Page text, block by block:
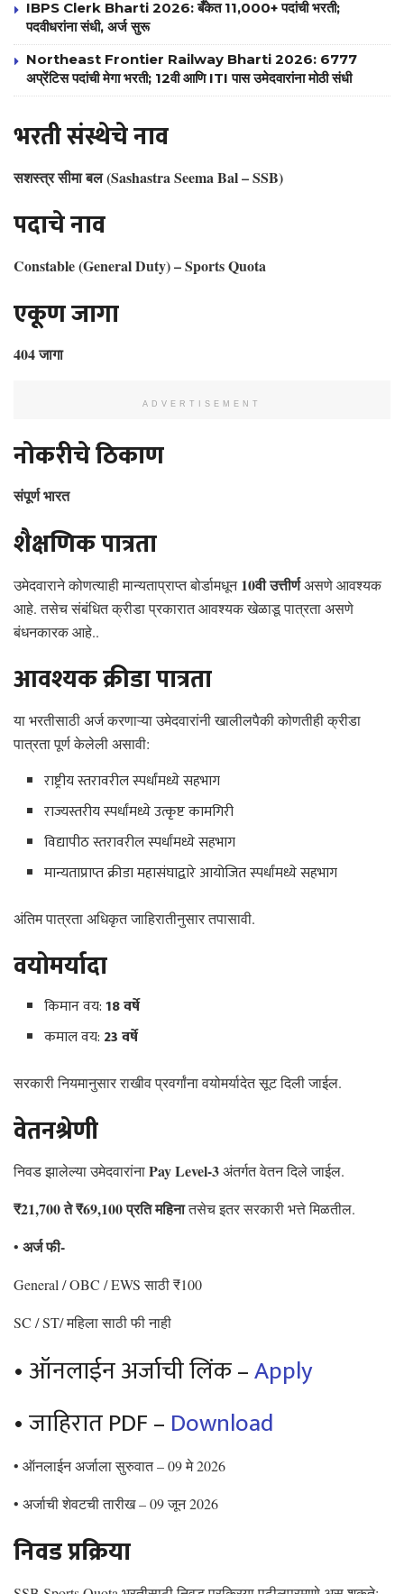
IBPS Clerk Bharti 2026: बँकेत 11,000+ पदांची भरती;
पदवीधरांना संधी, अर्ज सुरू
Northeast Frontier Railway Bharti 2026: 6777
अप्रेंटिस पदांची मेगा भरती; 12वी आणि ITI पास उमेदवारांना मोठी संधी
भरती संस्थेचे नाव
सशस्त्र सीमा बल (Sashastra Seema Bal – SSB)
पदाचे नाव
Constable (General Duty) – Sports Quota
एकूण जागा
404 जागा
ADVERTISEMENT
नोकरीचे ठिकाण
संपूर्ण भारत
शैक्षणिक पात्रता
उमेदवाराने कोणत्याही मान्यताप्राप्त बोर्डामधून10वी उत्तीर्णअसणे आवश्यक
आहे. तसेच संबंधित क्रीडा प्रकारात आवश्यक खेळाडू पात्रता असणे
बंधनकारक आहे..
आवश्यक क्रीडा पात्रता
या भरतीसाठी अर्ज करणाऱ्या उमेदवारांनी खालीलपैकी कोणतीही क्रीडा
पात्रता पूर्ण केलेली असावी:
राष्ट्रीय स्तरावरील स्पर्धांमध्ये सहभाग
राज्यस्तरीय स्पर्धांमध्ये उत्कृष्ट कामगिरी
विद्यापीठ स्तरावरील स्पर्धांमध्ये सहभाग
मान्यताप्राप्त क्रीडा महासंघाद्वारे आयोजित स्पर्धांमध्ये सहभाग
अंतिम पात्रता अधिकृत जाहिरातीनुसार तपासावी.
वयोमर्यादा
किमान वय:18 वर्षे
कमाल वय: 23 वर्षे
सरकारी नियमानुसार राखीव प्रवर्गांना वयोमर्यादेत सूट दिली जाईल.
वेतनश्रेणी
निवड झालेल्या उमेदवारांनाPay Level-3अंतर्गत वेतन दिले जाईल.
₹21,700 ते ₹69,100 प्रति महिनातसेच इतर सरकारी भत्ते मिळतील.
• अर्ज फी-
General / OBC / EWS साठी ₹100
SC / ST/ महिला साठी फी नाही
• ऑनलाईन अर्जाची लिंक –Apply
• जाहिरात PDF – Download
• ऑनलाईन अर्जाला सुरुवात – 09 मे 2026
• अर्जाची शेवटची तारीख – 09 जून 2026
निवड प्रक्रिया